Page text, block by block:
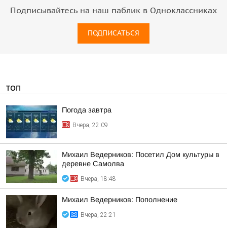
Подписывайтесь на наш паблик в Одноклассниках
ПОДПИСАТЬСЯ
ТОП
Погода завтра
Вчера, 22:09
Михаил Ведерников: Посетил Дом культуры в
деревне Самолва
Вчера, 18:48
Михаил Ведерников: Пополнение
Вчера, 22:21